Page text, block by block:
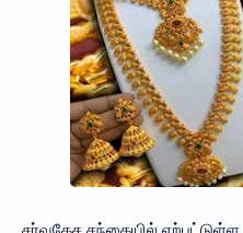
சர்வதேச சந்தையில்